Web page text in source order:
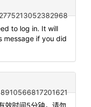
to log in. It will
message if you did
效时间5分钟，请勿